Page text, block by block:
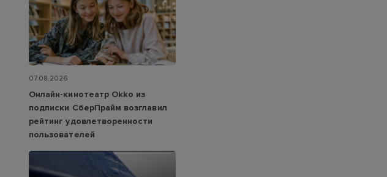
07.08.2026
Онлайн-кинотеатр Okko из
подписки СберПрайм возглавил
рейтинг удовлетворенности
пользователей